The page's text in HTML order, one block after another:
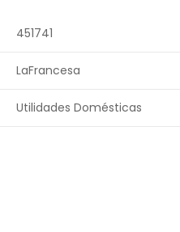
451741
LaFrancesa
Utilidades Domésticas